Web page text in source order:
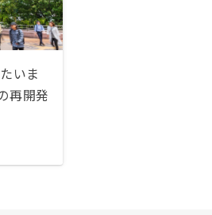
いま
再開発